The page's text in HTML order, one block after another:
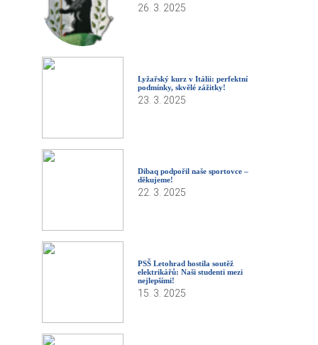
26. 3. 2025
Lyžařský kurz v Itálii: perfektní
podmínky, skvělé zážitky!
23. 3. 2025
Dibaq podpořil naše sportovce –
děkujeme!
22. 3. 2025
PSŠ Letohrad hostila soutěž
elektrikářů: Naši studenti mezi
nejlepšími!
15. 3. 2025